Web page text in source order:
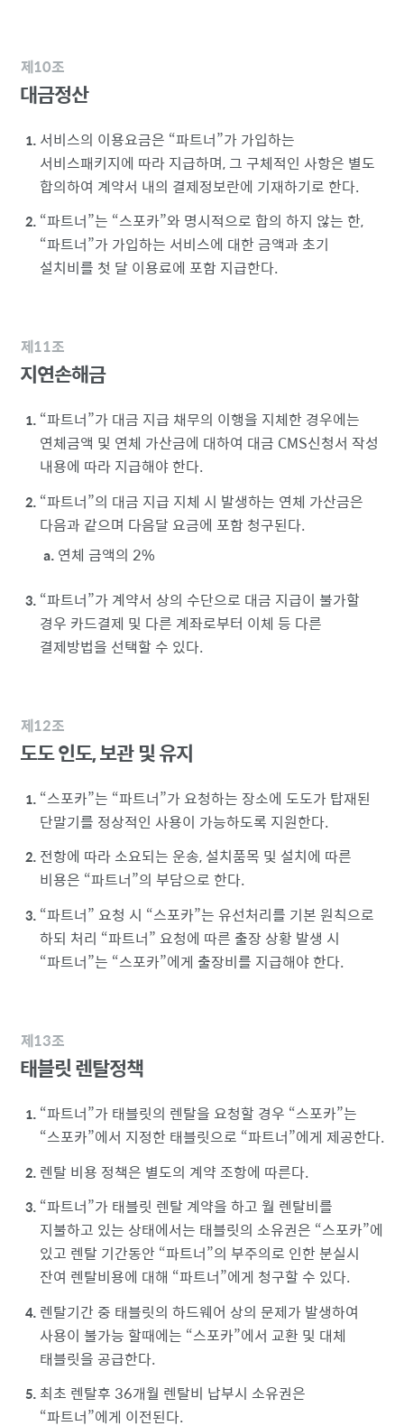
제10조
대금정산
서비스의 이용요금은 파트너 가 가입하는
서비스패키지에 따라 지급하며, 그 구체적인 사항은 별도
합의하여 계약서 내의 결제정보란에 기재하기로 한다.
파트너 는 스포카 와 명시적으로 합의 하지 않는 한,
파트너 가 가입하는 서비스에 대한 금액과 초기
설치비를 첫 달 이용료에 포함 지급한다.
제11조
지연손해금
파트너 가 대금 지급 채무의 이행을 지체한 경우에는
연체금액 및 연체 가산금에 대하여 대금 CMS신청서 작성
내용에 따라 지급해야 한다.
파트너 의 대금 지급 지체 시 발생하는 연체 가산금은
다음과 같으며 다음달 요금에 포함 청구된다.
연체 금액의 2%
파트너 가 계약서 상의 수단으로 대금 지급이 불가할
경우 카드결제 및 다른 계좌로부터 이체 등 다른
결제방법을 선택할 수 있다.
제12조
도도 인도, 보관 및 유지
스포카 는 파트너 가 요청하는 장소에 도도가 탑재된
단말기를 정상적인 사용이 가능하도록 지원한다.
전항에 따라 소요되는 운송, 설치품목 및 설치에 따른
비용은 파트너 의 부담으로 한다.
파트너 요청 시 스포카 는 유선처리를 기본 원칙으로
하되 처리 파트너 요청에 따른 출장 상황 발생 시
파트너 는 스포카 에게 출장비를 지급해야 한다.
제13조
태블릿 렌탈정책
파트너 가 태블릿의 렌탈을 요청할 경우 스포카 는
스포카 에서 지정한 태블릿으로 파트너 에게 제공한다.
렌탈 비용 정책은 별도의 계약 조항에 따른다.
파트너 가 태블릿 렌탈 계약을 하고 월 렌탈비를
지불하고 있는 상태에서는 태블릿의 소유권은 스포카 에
있고 렌탈 기간동안 파트너 의 부주의로 인한 분실시
잔여 렌탈비용에 대해 파트너 에게 청구할 수 있다.
렌탈기간 중 태블릿의 하드웨어 상의 문제가 발생하여
사용이 불가능 할때에는 스포카 에서 교환 및 대체
태블릿을 공급한다.
최초 렌탈후 36개월 렌탈비 납부시 소유권은
파트너 에게 이전된다.